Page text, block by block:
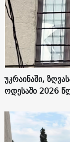
უკრაინაში,
ოდესაში 2026